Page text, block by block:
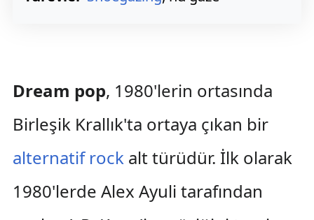
Dream pop, 1980'lerin ortasında
Birleşik Krallık'ta ortaya çıkan bir
alternatif rockalt türüdür. İlk olarak
1980'lerde Alex Ayuli tarafından